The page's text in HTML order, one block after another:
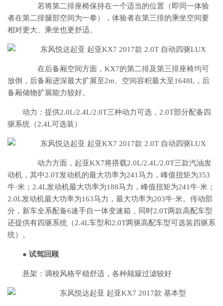
若将第二排座椅保持在一个适当的位置（即同一体验
者在第二排腿部空间为一拳），体验者在第三排的乘坐空间要
相对更大、乘坐也更舒适。
在后备厢空间方面，KX7的第二排及第三排座椅均可
放倒，后备厢进深最大扩展至2m、空间容积最大至1648L，后
备厢储物扩展能力较好。
动力：提供2.0L/2.4L/2.0T三种动力可选，2.0T部分配备四
驱系统（2.4L可选装）
动力方面，起亚KX7将搭载2.0L/2.4L/2.0T三款汽油发
动机，其中2.0T发动机的最大功率为241马力，峰值扭矩为353
牛·米；2.4L发动机最大功率为188马力，峰值扭矩为241牛·米；
2.0L发动机最大功率为163马力，最大功率为203牛·米。传动部
分，新车全系配备6速手自一体变速箱，同时2.0T两款高配车型
还提供有四驱系统（2.4L车型和2.0T两驱高配车型可选装四驱系
统）。
● 试驾回顾
悬架：调校风格平稳舒适，各种颠簸过滤较好